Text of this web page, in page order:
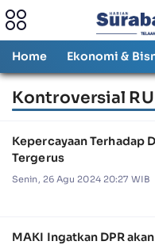
Home Ekonomi &
Kontroversial
Kepercayaan Terhadap
Tergerus
Senin, 26 Agu 2024 20:27 WIB
MAKI Ingatkan DPR